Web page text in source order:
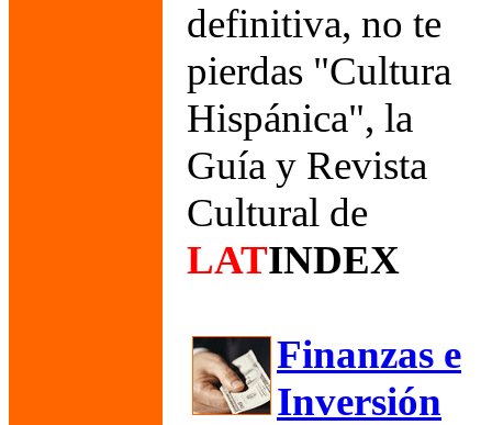
definitiva, no te
pierdas "Cultura
Hispánica", la
Guía y Revista
Cultural de
LATINDEX
Finanzas e
Inversión